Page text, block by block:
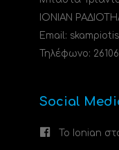
ΙΟΝΙΑΝ
Email:
Τηλέφωνο:
Social
Το Ionian